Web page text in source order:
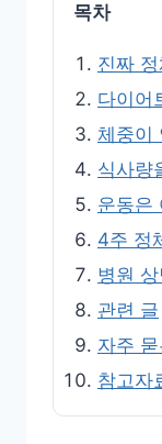
목차
진짜
다이어
체중이
식사량
운동은
4주 정
병원
관련 글
자주
참고자